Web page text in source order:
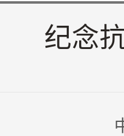
纪念
中